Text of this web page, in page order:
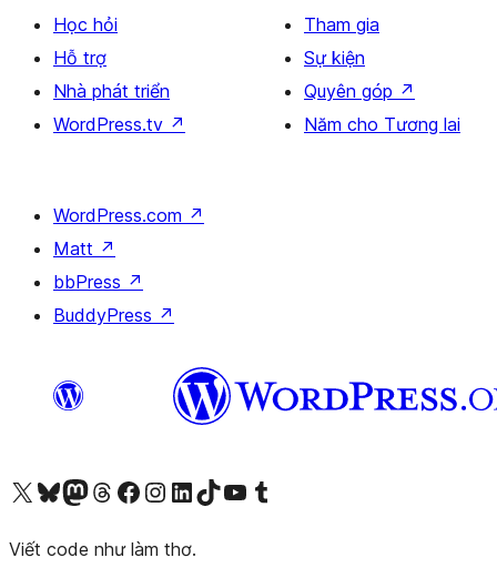
Học hỏi
Hỗ trợ
Nhà phát triển
WordPress.tv ↗
Tham gia
Sự kiện
Quyên góp ↗
Năm cho Tương lai
WordPress.com ↗
Matt ↗
bbPress ↗
BuddyPress ↗
Truy cập tài khoản X (trước đây là Twitter) của chúng tôiVisit our Bluesky account
Visit our Mastodon account
Visit our Threads account
Xem trang Facebook của chúng tôiTruy cập tài khoản Instagram của chúng tôi Truy cập tài khoản LinkedIn của chúng tôiVisit our TikTok account
Truy cập kênh YouTube của chúng tôi Visit our Tumblr account
Viết code như làm thơ.